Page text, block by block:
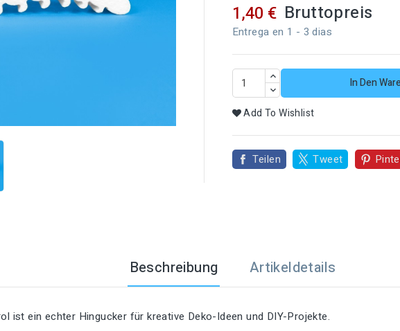
1,40 € Bruttopreis
Entrega en 1 - 3 dias
In Den
Add To Wishlist
Teilen Tweet
Beschreibung Artikeldetails
ist ein echter Hingucker für kreative Deko-Ideen und DIY-Projekte.